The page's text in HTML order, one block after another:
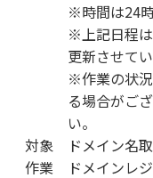
※時間は24時
※上記日程
更新させて
※作業の状
る場合がご
い。
対象
ドメイン名
作業
ドメインレ